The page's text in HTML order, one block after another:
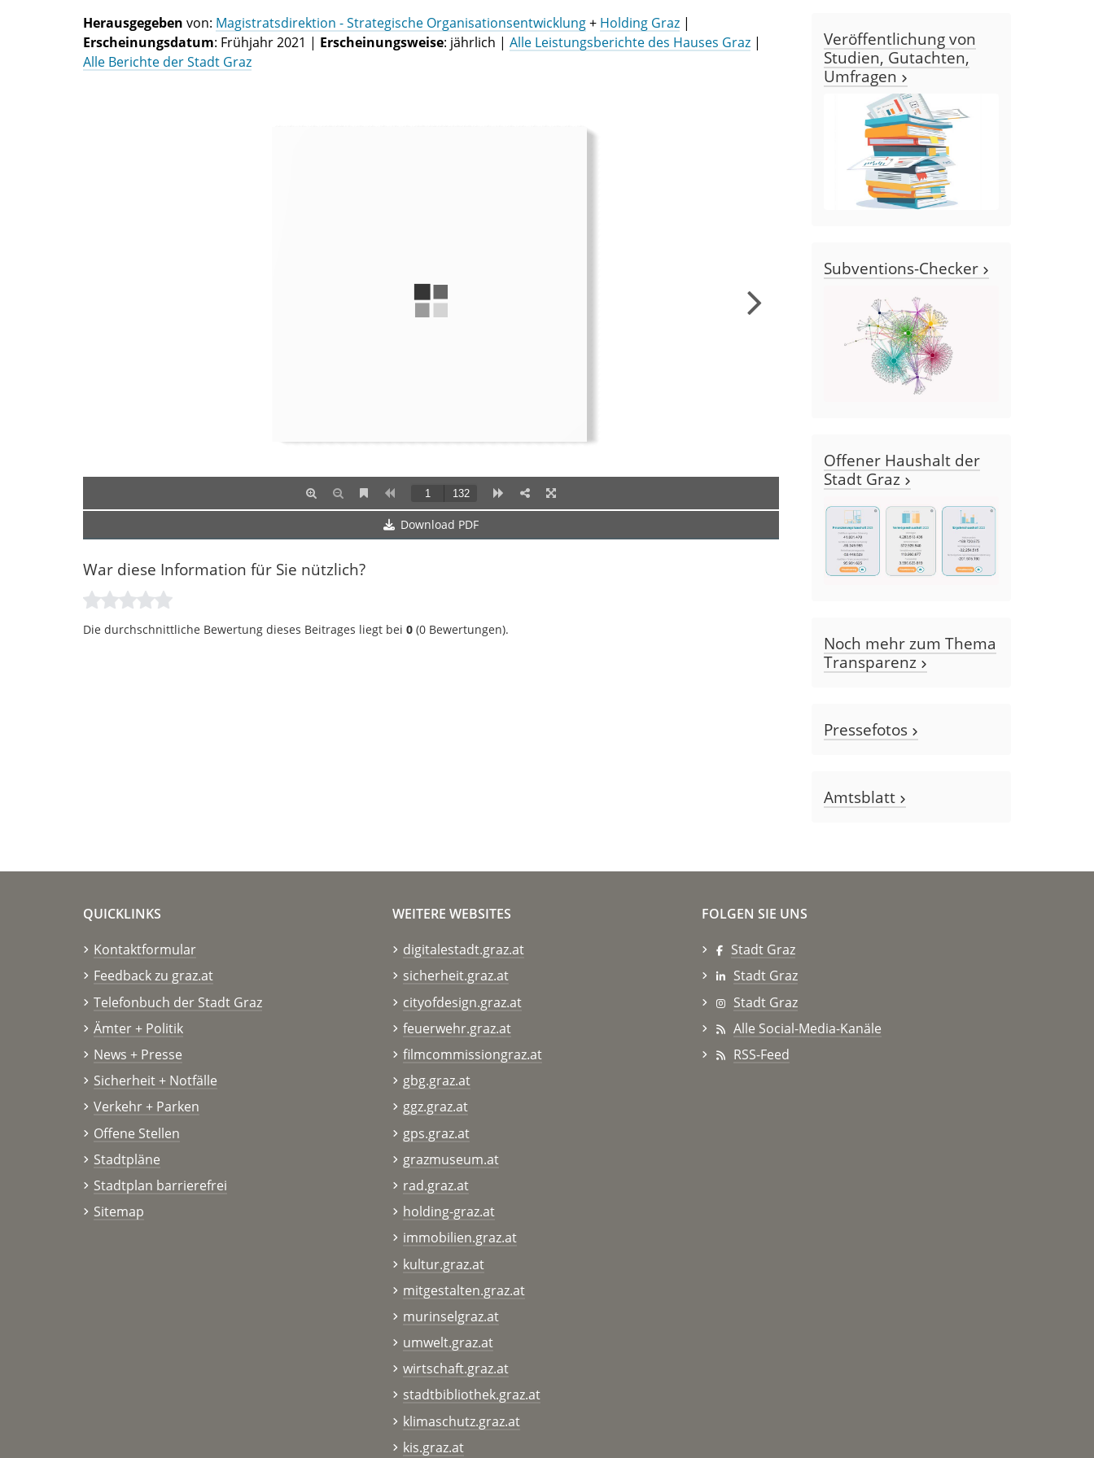
Herausgegeben von: Magistratsdirektion - Strategische Organisationsentwicklung+ Holding Graz |
Erscheinungsdatum: Frühjahr 2021 | Erscheinungsweise: jährlich | Alle Leistungsberichte des Hauses Graz |
Alle Berichte der Stadt Graz
Download PDF
War diese Information für Sie nützlich?
Die durchschnittliche Bewertung dieses Beitrages liegt bei 0 (0 Bewertungen).
Veröffentlichung von
Studien, Gutachten,
Umfragen
Subventions-Checker
Offener Haushalt der
Stadt Graz
Noch mehr zum Thema
Transparenz
Pressefotos
Amtsblatt
QUICKLINKS
Kontaktformular
Feedback zu graz.at
Telefonbuch der Stadt Graz
Ämter + Politik
News + Presse
Sicherheit + Notfälle
Verkehr + Parken
Offene Stellen
Stadtpläne
Stadtplan barrierefrei
Sitemap
WEITERE WEBSITES
digitalestadt.graz.at
sicherheit.graz.at
cityofdesign.graz.at
feuerwehr.graz.at
filmcommissiongraz.at
gbg.graz.at
ggz.graz.at
gps.graz.at
grazmuseum.at
rad.graz.at
holding-graz.at
immobilien.graz.at
kultur.graz.at
mitgestalten.graz.at
murinselgraz.at
umwelt.graz.at
wirtschaft.graz.at
stadtbibliothek.graz.at
klimaschutz.graz.at
kis.graz.at
FOLGEN SIE UNS
Stadt Graz
Stadt Graz
Stadt Graz
Alle Social-Media-Kanäle
RSS-Feed